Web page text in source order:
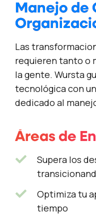
Manejo de
Las
requieren tanto o
la gente. Wursta
tecnológica con
dedicado al
Áreas de
Supera los
Optimiza tu
tiempo